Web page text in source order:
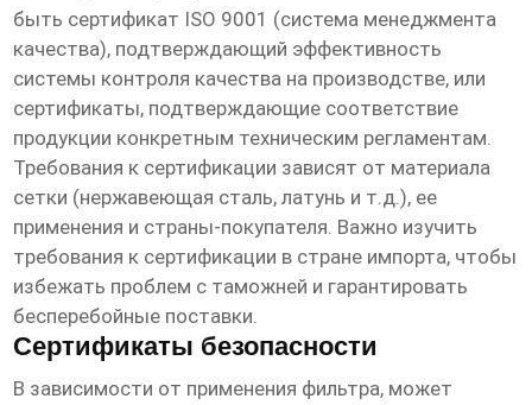
быть сертификат ISO 9001 (система менеджмента
качества), подтверждающий эффективность
системы контроля качества на производстве, или
сертификаты, подтверждающие соответствие
продукции конкретным техническим регламентам.
Требования к сертификации зависят от материала
сетки (нержавеющая сталь, латунь и т.д.), ее
применения и страны-покупателя. Важно изучить
требования к сертификации в стране импорта, чтобы
избежать проблем с таможней и гарантировать
бесперебойные поставки.
Сертификаты безопасности
В зависимости от применения фильтра, может